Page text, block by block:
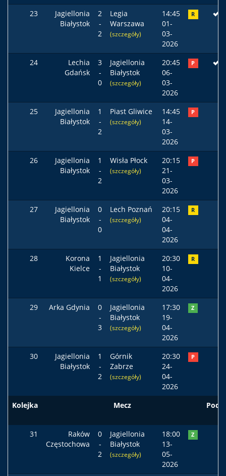
23
Jagiellonia
Białystok
2
-
2
Legia
Warszawa
(szczegóły)
14:45
01-
03-
2026
R
24
Lechia
Gdańsk
3
-
0
Jagiellonia
Białystok
(szczegóły)
20:45
06-
03-
2026
P
25
Jagiellonia
Białystok
1
-
2
Piast Gliwice
(szczegóły)
14:45
14-
03-
2026
P
26
Jagiellonia
Białystok
1
-
2
Wisła Płock
(szczegóły)
20:15
21-
03-
2026
P
27
Jagiellonia
Białystok
0
-
0
Lech Poznań
(szczegóły)
20:15
04-
04-
2026
R
28
Korona
Kielce
1
-
1
Jagiellonia
Białystok
(szczegóły)
20:30
10-
04-
2026
R
29 Arka Gdynia
0
-
3
Jagiellonia
Białystok
(szczegóły)
17:30
19-
04-
2026
Z
30
Jagiellonia
Białystok
1
-
2
Górnik
Zabrze
(szczegóły)
20:30
24-
04-
2026
P
Kolejka Mecz Podst
31
Raków
Częstochowa
0
-
2
Jagiellonia
Białystok
(szczegóły)
18:00
13-
05-
2026
Z